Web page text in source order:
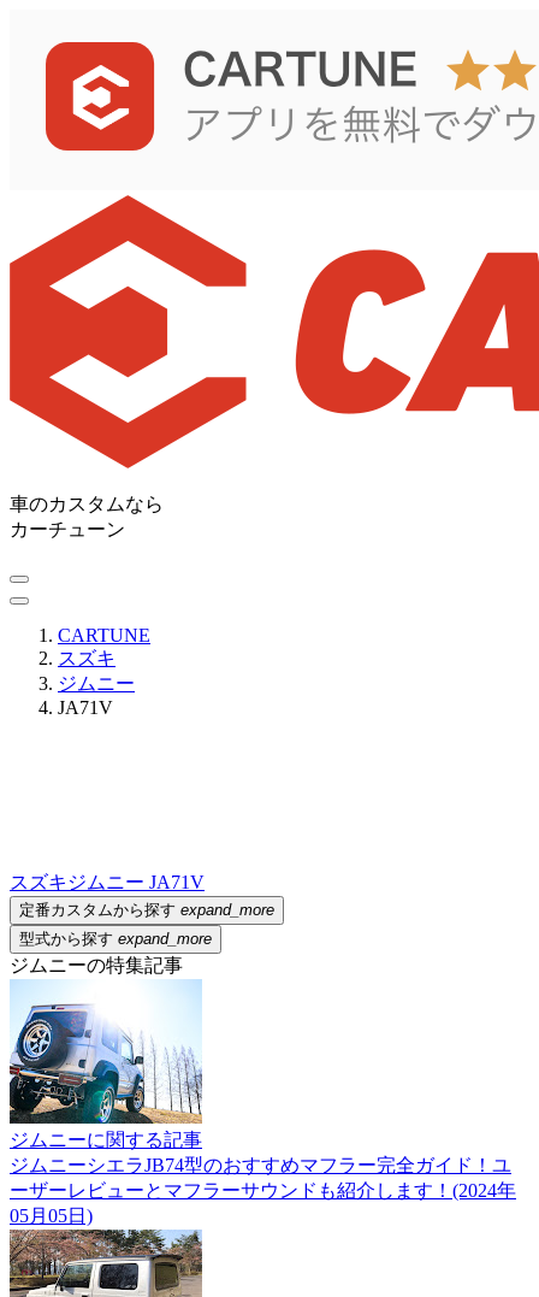
車のカスタムなら
カーチューン
CARTUNE
スズキ
ジムニー
JA71V
スズキ ジムニー JA71V
定番カスタムから探す expand_more
型式から探す expand_more
ジムニーの特集記事
ジムニーに関する記事
ジムニーシエラJB74型のおすすめマフラー完全ガイド！ユ
ーザーレビューとマフラーサウンドも紹介します！(2024年
05月05日)